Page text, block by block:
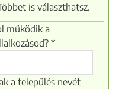
is választhatsz.
működik a
*
a település nevét